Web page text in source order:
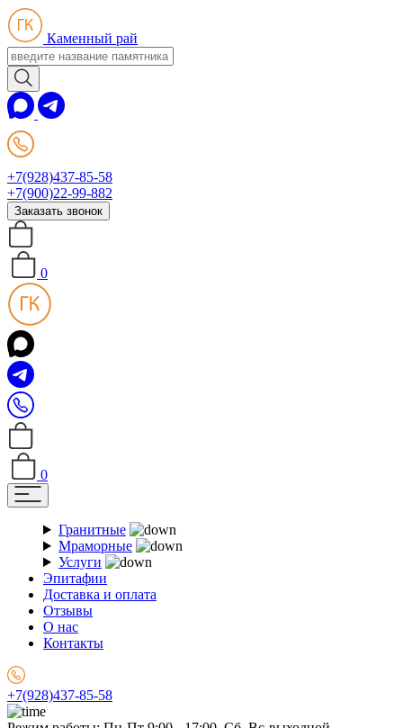
Каменный рай
+7(928)437-85-58
+7(900)22-99-882
Заказать звонок
0
0
Гранитные
Мраморные
Услуги
Эпитафии
Доставка и оплата
Отзывы
О нас
Контакты
+7(928)437-85-58